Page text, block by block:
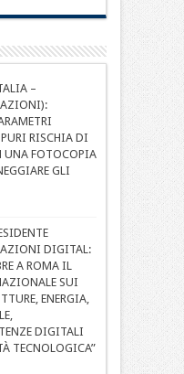
–
RISCHIA DI
UNA FOTOCOPIA
GLI
DIGITAL:
A ROMA IL
SUI
ENERGIA,
DIGITALI
TECNOLOGICA”